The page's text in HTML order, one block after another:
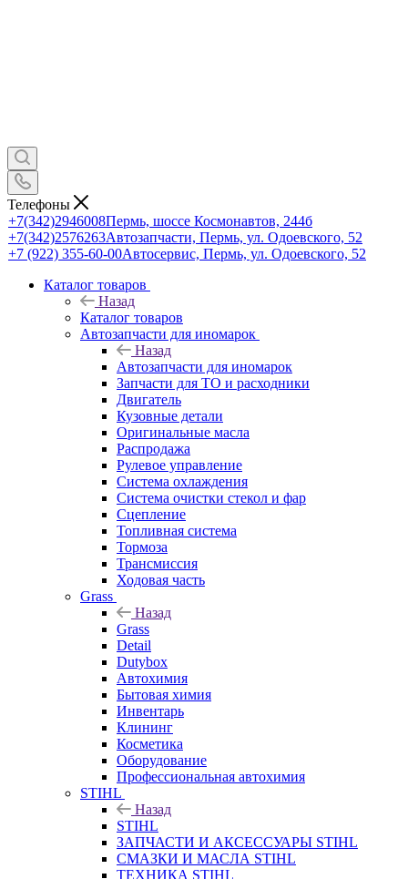
Телефоны
+7(342)2946008Пермь, шоссе Космонавтов, 244б
+7(342)2576263Автозапчасти, Пермь, ул. Одоевского, 52
+7 (922) 355-60-00Автосервис, Пермь, ул. Одоевского, 52
Каталог товаров
Назад
Каталог товаров
Автозапчасти для иномарок
Назад
Автозапчасти для иномарок
Запчасти для ТО и расходники
Двигатель
Кузовные детали
Оригинальные масла
Распродажа
Рулевое управление
Система охлаждения
Система очистки стекол и фар
Сцепление
Топливная система
Тормоза
Трансмиссия
Ходовая часть
Grass
Назад
Grass
Detail
Dutybox
Автохимия
Бытовая химия
Инвентарь
Клининг
Косметика
Оборудование
Профессиональная автохимия
STIHL
Назад
STIHL
ЗАПЧАСТИ И АКСЕССУАРЫ STIHL
СМАЗКИ И МАСЛА STIHL
ТЕХНИКА STIHL